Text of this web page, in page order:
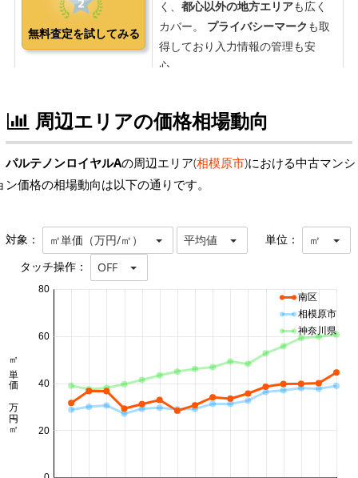
周辺エリアの価格相場動向
パルテノンロイヤルAの周辺エリア(相模原市)における中古マンシ
ン価格の相場動向は以下の通りです。
対象： ㎡単価（万円/㎡） 平均値 単位： ㎡
タッチ操作： OFF
20
40
60
80
㎡単価 万円/㎡
南区
相模原市
神奈川県